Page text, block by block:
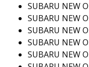
SUBARU NEW
SUBARU NEW
SUBARU NEW
SUBARU NEW
SUBARU NEW